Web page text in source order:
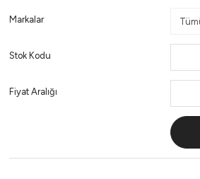
Markalar
Stok Kodu
Fiyat Aralığı